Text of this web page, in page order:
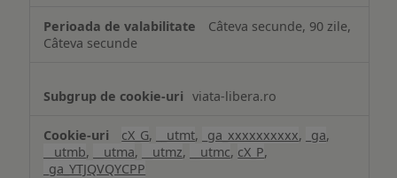
Câteva secunde, 90 zile,
Câteva secunde
viata-libera.ro
cX_G, __utmt, _ga_xxxxxxxxxx, _ga,
__utmb, __utma, __utmz, __utmc, cX_P,
_ga_YTJQVQYCPP